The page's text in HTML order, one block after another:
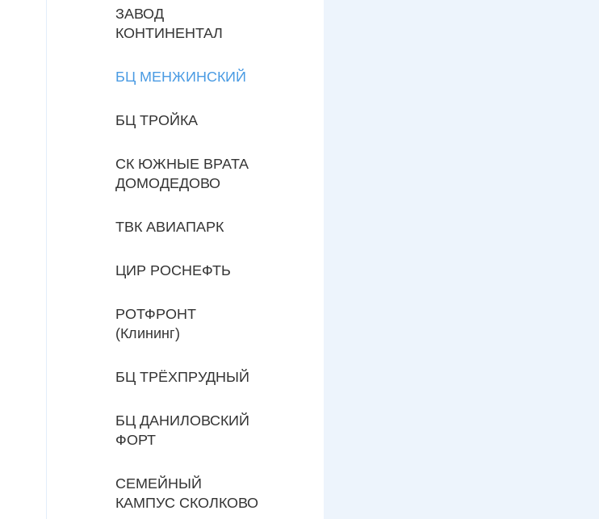
ЗАВОД
КОНТИНЕНТАЛ
БЦ МЕНЖИНСКИЙ
БЦ ТРОЙКА
СК ЮЖНЫЕ ВРАТА
ДОМОДЕДОВО
ТВК АВИАПАРК
ЦИР РОСНЕФТЬ
РОТФРОНТ
(Клининг)
БЦ ТРЁХПРУДНЫЙ
БЦ ДАНИЛОВСКИЙ
ФОРТ
СЕМЕЙНЫЙ
КАМПУС СКОЛКОВО